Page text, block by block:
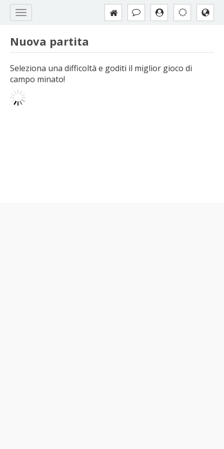
Nuova partita
Seleziona una difficoltà e goditi il miglior gioco di
campo minato!